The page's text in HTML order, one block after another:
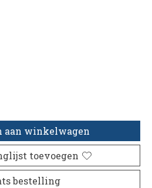
product is
aan winkelwagen
toevoegen
bestelling